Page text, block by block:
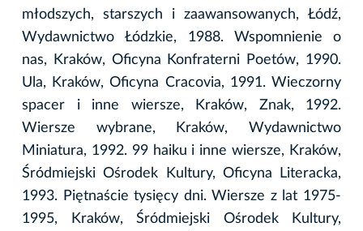
młodszych, starszych i zaawansowanych, Łódź,
Wydawnictwo Łódzkie, 1988. Wspomnienie o
nas, Kraków, Oficyna Konfraterni Poetów, 1990.
Ula, Kraków, Oficyna Cracovia, 1991. Wieczorny
spacer i inne wiersze, Kraków, Znak, 1992.
Wiersze wybrane, Kraków, Wydawnictwo
Miniatura, 1992. 99 haiku i inne wiersze, Kraków,
Śródmiejski Ośrodek Kultury, Oficyna Literacka,
1993. Piętnaście tysięcy dni. Wiersze z lat 1975-
1995, Kraków, Śródmiejski Ośrodek Kultury,